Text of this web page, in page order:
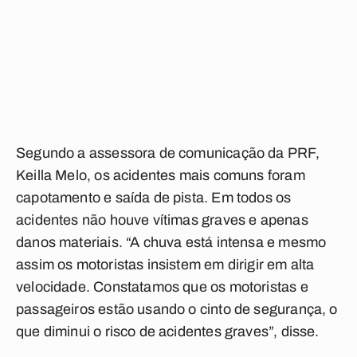
Segundo a assessora de comunicação da PRF,
Keilla Melo, os acidentes mais comuns foram
capotamento e saída de pista. Em todos os
acidentes não houve vítimas graves e apenas
danos materiais. “A chuva está intensa e mesmo
assim os motoristas insistem em dirigir em alta
velocidade. Constatamos que os motoristas e
passageiros estão usando o cinto de segurança, o
que diminui o risco de acidentes graves”, disse.